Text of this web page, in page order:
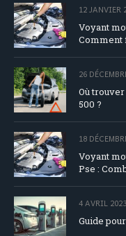
12 JANVIER
Voyant
Comment
26
Où
500 ?
18
Voyant
Pse :
4 AVRIL 2023
Guide